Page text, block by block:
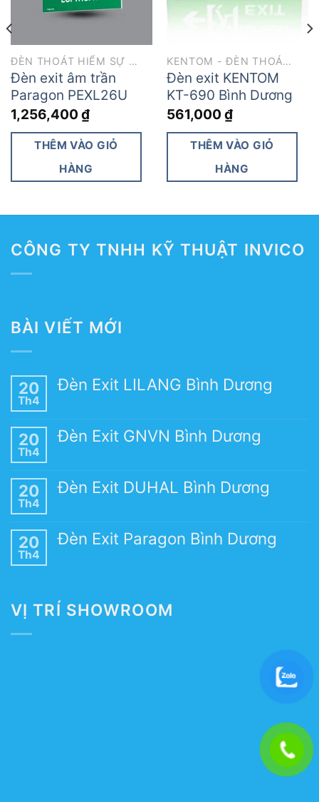
ĐÈN THOÁT HIỂM SỰ CỐ
Đèn exit âm trần
Paragon PEXL26U
1,256,400 ₫
THÊM VÀO GIỎ
HÀNG
KENTOM - ĐÈN THOÁT HIỂM
Đèn exit KENTOM
KT-690 Bình Dương
561,000 ₫
THÊM VÀO GIỎ
HÀNG
CÔNG TY TNHH KỸ THUẬT INVICO
BÀI VIẾT MỚI
20
Th4
Đèn Exit LILANG Bình Dương
20
Th4
Đèn Exit GNVN Bình Dương
20
Th4
Đèn Exit DUHAL Bình Dương
20
Th4
Đèn Exit Paragon Bình Dương
VỊ TRÍ SHOWROOM